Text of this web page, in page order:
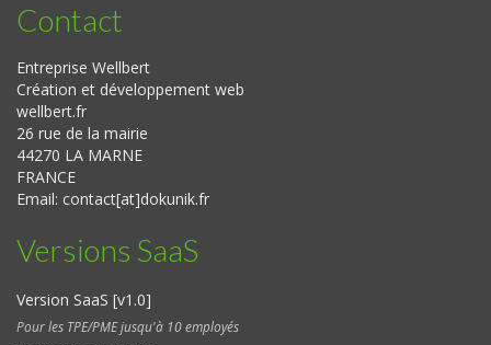
Contact
Entreprise Wellbert
Création et développement web
wellbert.fr
26 rue de la mairie
44270 LA MARNE
FRANCE
Email: contact[at]dokunik.fr
Versions SaaS
Version SaaS [v1.0]
Pour les TPE/PME jusqu'à 10 employés